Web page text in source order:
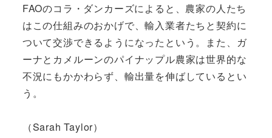
FAOのコラ・ダンカーズによると、農家の人たち
はこの仕組みのおかげで、輸入業者たちと契約に
ついて交渉できるようになったという。また、ガ
ーナとカメルーンのパイナップル農家は世界的な
不況にもかかわらず、輸出量を伸ばしているとい
う。
（Sarah Taylor）